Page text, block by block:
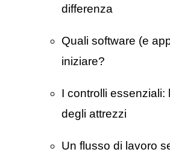
differenza
Quali software (e
iniziare?
I controlli essenziali:
degli attrezzi
Un flusso di lavoro